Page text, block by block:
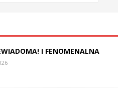
I FENOMENALNA